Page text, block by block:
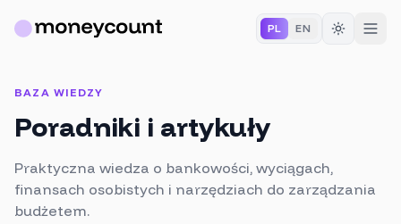
PL EN
BAZA WIEDZY
Poradniki i artykuły
Praktyczna wiedza o bankowości, wyciągach,
finansach osobistych i narzędziach do zarządzania
budżetem.